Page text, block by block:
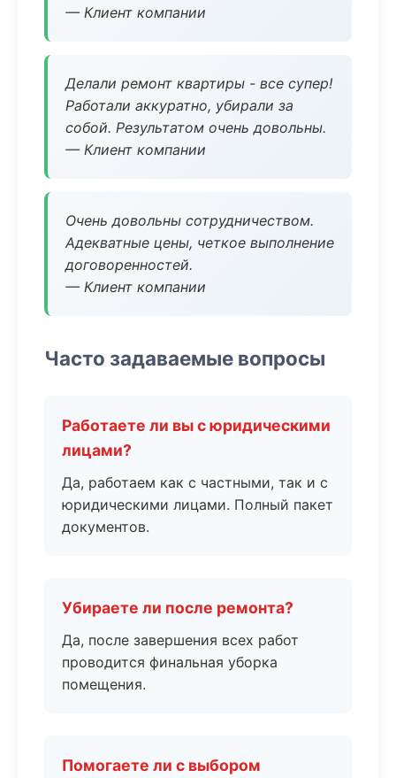
— Клиент компании
Делали ремонт квартиры - все супер!
Работали аккуратно, убирали за
собой. Результатом очень довольны.
— Клиент компании
Очень довольны сотрудничеством.
Адекватные цены, четкое выполнение
договоренностей.
— Клиент компании
Часто задаваемые вопросы
Работаете ли вы с юридическими
лицами?
Да, работаем как с частными, так и с
юридическими лицами. Полный пакет
документов.
Убираете ли после ремонта?
Да, после завершения всех работ
проводится финальная уборка
помещения.
Помогаете ли с выбором